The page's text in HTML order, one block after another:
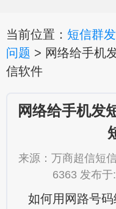
当前位置： 短信群
问题 > 网络给手机
信软件
网络给手机发
来源：万商超信短
6363 发布
如何用网路号码